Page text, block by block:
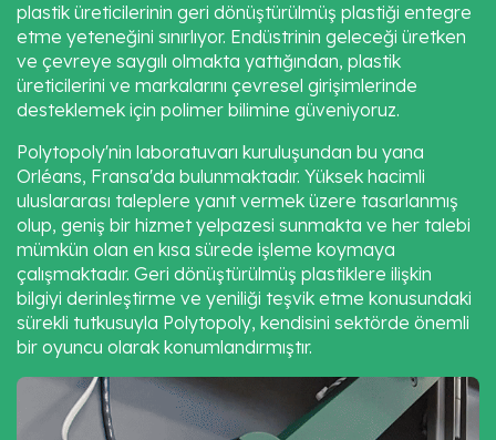
plastik üreticilerinin geri dönüştürülmüş plastiği entegre
etme yeteneğini sınırlıyor. Endüstrinin geleceği üretken
ve çevreye saygılı olmakta yattığından, plastik
üreticilerini ve markalarını çevresel girişimlerinde
desteklemek için polimer bilimine güveniyoruz.
Polytopoly'nin laboratuvarı kuruluşundan bu yana
Orléans, Fransa'da bulunmaktadır. Yüksek hacimli
uluslararası taleplere yanıt vermek üzere tasarlanmış
olup, geniş bir hizmet yelpazesi sunmakta ve her talebi
mümkün olan en kısa sürede işleme koymaya
çalışmaktadır. Geri dönüştürülmüş plastiklere ilişkin
bilgiyi derinleştirme ve yeniliği teşvik etme konusundaki
sürekli tutkusuyla Polytopoly, kendisini sektörde önemli
bir oyuncu olarak konumlandırmıştır.